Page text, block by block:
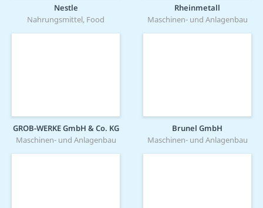
Nestle
Nahrungsmittel, Food
Rheinmetall
Maschinen- und Anlagenbau
GROB-WERKE GmbH & Co. KG
Maschinen- und Anlagenbau
Brunel GmbH
Maschinen- und Anlagenbau